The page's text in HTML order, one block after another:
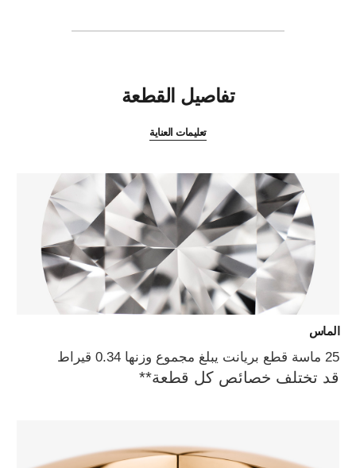
تفاصيل القطعة
تعليمات العناية
الماس
25 ماسة قطع بريانت يبلغ مجموع وزنها 0.34 قيراط
قد تختلف خصائص كل قطعة**